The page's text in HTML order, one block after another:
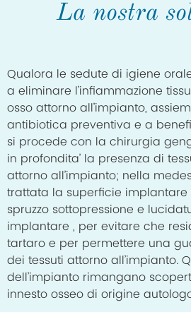
La nostra
Qualora le sedute di igiene
a eliminare l’infiammazione
osso attorno all’impianto,
antibiotica preventiva e a
si procede con la chirurgia
in profondita’ la presenza di
attorno all’impianto; nella
trattata la superficie
spruzzo sottopressione e
implantare , per evitare che
tartaro e per permettere una
dei tessuti attorno all’impianto.
dell’impianto rimangano
innesto osseo di origine